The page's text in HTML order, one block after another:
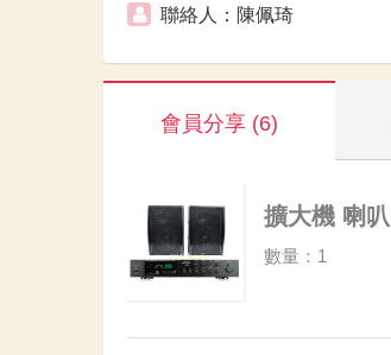
聯絡人：陳佩琦
會員分享 (6)
擴大機 喇叭
數量：1